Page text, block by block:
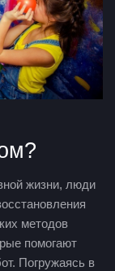
жизни, люди
методов
помогают
Погружаясь в